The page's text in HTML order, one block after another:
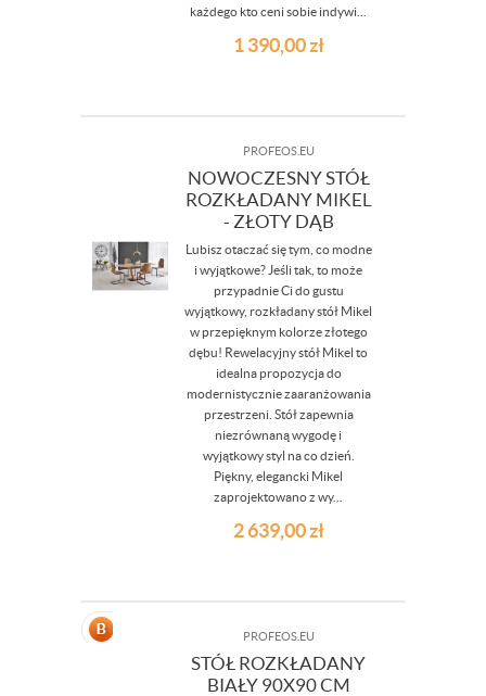
każdego kto ceni sobie indywi...
1 390,00zł
PROFEOS.EU
NOWOCZESNY STÓŁ
ROZKŁADANY MIKEL
- ZŁOTY DĄB
Lubisz otaczać się tym, co modne
i wyjątkowe? Jeśli tak, to może
przypadnie Ci do gustu
wyjątkowy, rozkładany stół Mikel
w przepięknym kolorze złotego
dębu! Rewelacyjny stół Mikel to
idealna propozycja do
modernistycznie zaaranżowania
przestrzeni. Stół zapewnia
niezrównaną wygodę i
wyjątkowy styl na co dzień.
Piękny, elegancki Mikel
zaprojektowano z wy...
2 639,00zł
PROFEOS.EU
STÓŁ ROZKŁADANY
BIAŁY 90X90 CM